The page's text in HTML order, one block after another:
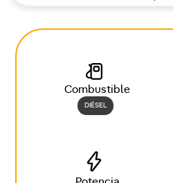
Combustible
DIÉSEL